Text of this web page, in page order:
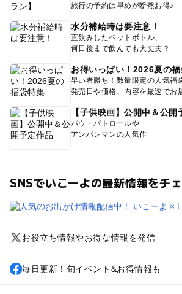
旅行の予約は早めが断然お得♪
水分補給時は要注意！
直飲みしたペットボトル、
何日後まで飲んでも大丈夫？
お得いっぱい！2026夏の
早い者勝ち！数量限定の人気福
発売日や価格、内容を最速でお
【子供映画】公開中＆公開
パウ・パトロールや
アンパンマンの人気作
SNSでいこーよの最新情報をチェ
お役立ち情報やお得な情報を発信
毎日更新！旬イベント&お得情報も